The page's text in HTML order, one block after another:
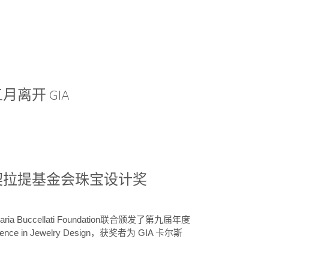
离开 GIA
提基金会珠宝设计奖
Buccellati Foundation联合颁发了第九届年度
in Jewelry Design，获奖者为 GIA 卡尔斯